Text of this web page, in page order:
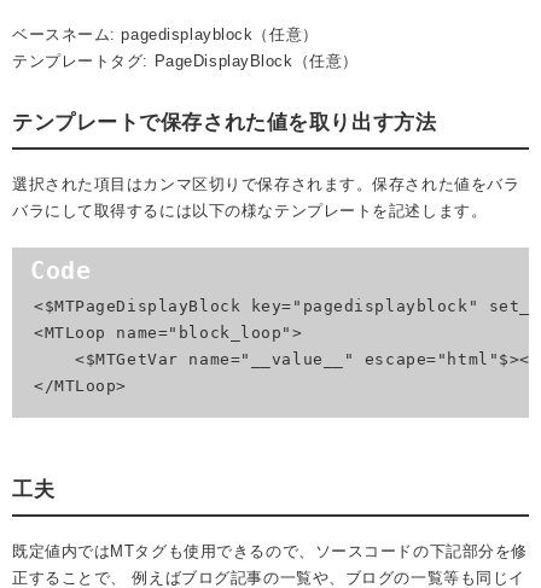
ベースネーム: pagedisplayblock（任意）
テンプレートタグ: PageDisplayBlock（任意）
テンプレートで保存された値を取り出す方法
選択された項目はカンマ区切りで保存されます。保存された値をバラ
バラにして取得するには以下の様なテンプレートを記述します。
<$MTPageDisplayBlock key="pagedisplayblock"
<MTLoop name="block_loop">
<$MTGetVar name="__value__"
</MTLoop>
工夫
既定値内ではMTタグも使用できるので、ソースコードの下記部分を修
正することで、 例えばブログ記事の一覧や、ブログの一覧等も同じイ